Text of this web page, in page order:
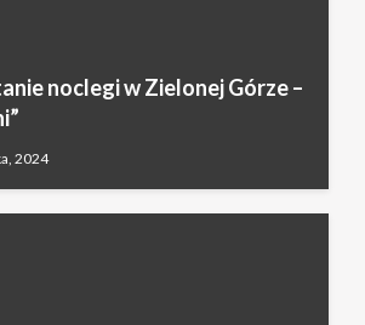
noclegi w Zielonej Górze –
2024